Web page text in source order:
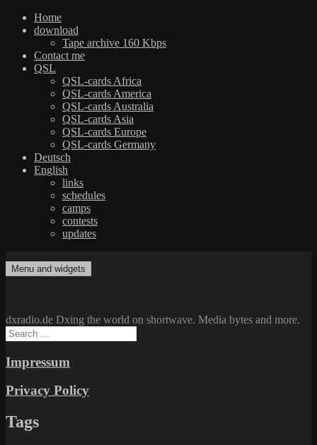
Home
download
Tape archive 160 Kbps
Contact me
QSL
QSL-cards Africa
QSL-cards America
QSL-cards Australia
QSL-cards Asia
QSL-cards Europe
QSL-cards Germany
Deutsch
English
links
schedules
camps
contests
updates
to
dxradio.de
DXing the world on shortwave
Menu and widgets
dxradio.de Dxing the world on shortwave. Media bytes and more.
Search
for:
Impressum
Privacy Policy
Tags